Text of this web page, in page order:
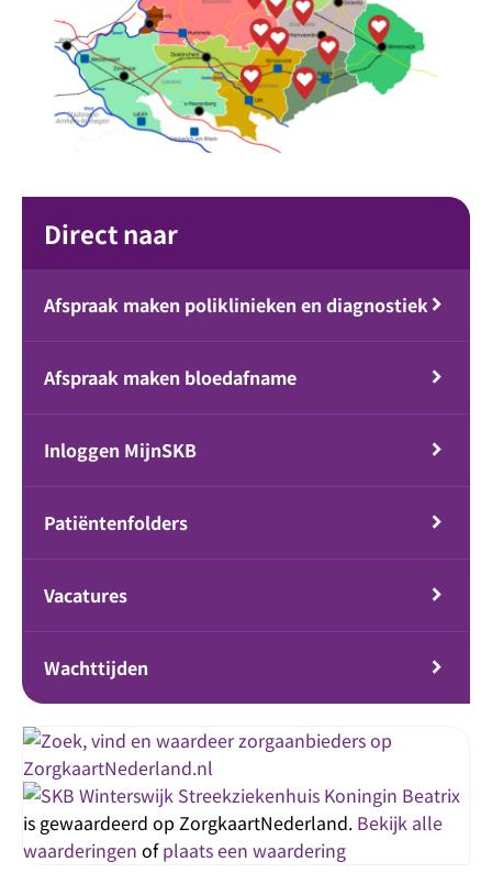
Direct naar
Afspraak maken poliklinieken en diagnostiek
Afspraak maken bloedafname
Inloggen MijnSKB
Patiëntenfolders
Vacatures
Wachttijden
Streekziekenhuis Koningin Beatrix
is gewaardeerd op ZorgkaartNederland. Bekijk alle
waarderingen ofplaats een waardering